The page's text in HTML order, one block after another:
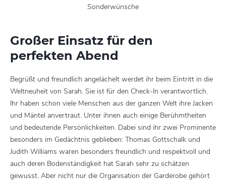
Sonderwünsche
Großer Einsatz für den
perfekten Abend
Begrüßt und freundlich angelächelt werdet ihr beim Eintritt in die
Weltneuheit von Sarah. Sie ist für den Check-In verantwortlich.
Ihr haben schon viele Menschen aus der ganzen Welt ihre Jacken
und Mäntel anvertraut. Unter ihnen auch einige Berühmtheiten
und bedeutende Persönlichkeiten. Dabei sind ihr zwei Prominente
besonders im Gedächtnis geblieben: Thomas Gottschalk und
Judith Williams waren besonders freundlich und respektvoll und
auch deren Bodenständigkeit hat Sarah sehr zu schätzen
gewusst. Aber nicht nur die Organisation der Garderobe gehört